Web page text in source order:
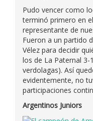
Pudo vencer como
terminó primero en
representante de
Fueron a un partido
Vélez para decidir
los de La Paternal 3-
verdolagas). Así
evidentemente, no
participaciones
Argentinos Juniors